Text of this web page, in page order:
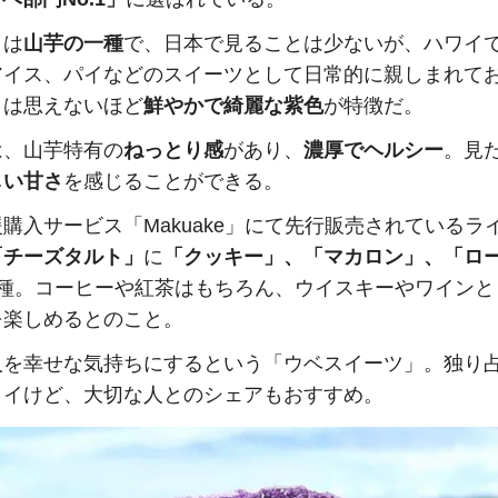
は山芋の一種で、日本で見ることは少ないが、ハワイ
ス、パイなどのスイーツとして日常的に親しまれて
思えないほど鮮やかで綺麗な紫色が特徴だ。
山芋特有のねっとり感があり、 濃厚でヘルシー。見
甘さ を感じることができる。
入サービス「Makuake」にて先行販売されているラ
ーズタルト」 に 「クッキー」、「マカロン」、「ロ
。コーヒーや紅茶はもちろん、ウイスキーやワイン
しめるとのこと。
幸せな気持ちにするという「ウベスイーツ」。独り
けど、大切な人とのシェアもおすすめ。